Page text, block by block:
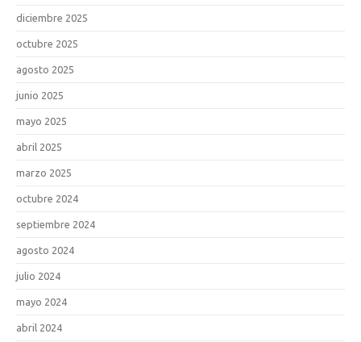
diciembre 2025
octubre 2025
agosto 2025
junio 2025
mayo 2025
abril 2025
marzo 2025
octubre 2024
septiembre 2024
agosto 2024
julio 2024
mayo 2024
abril 2024